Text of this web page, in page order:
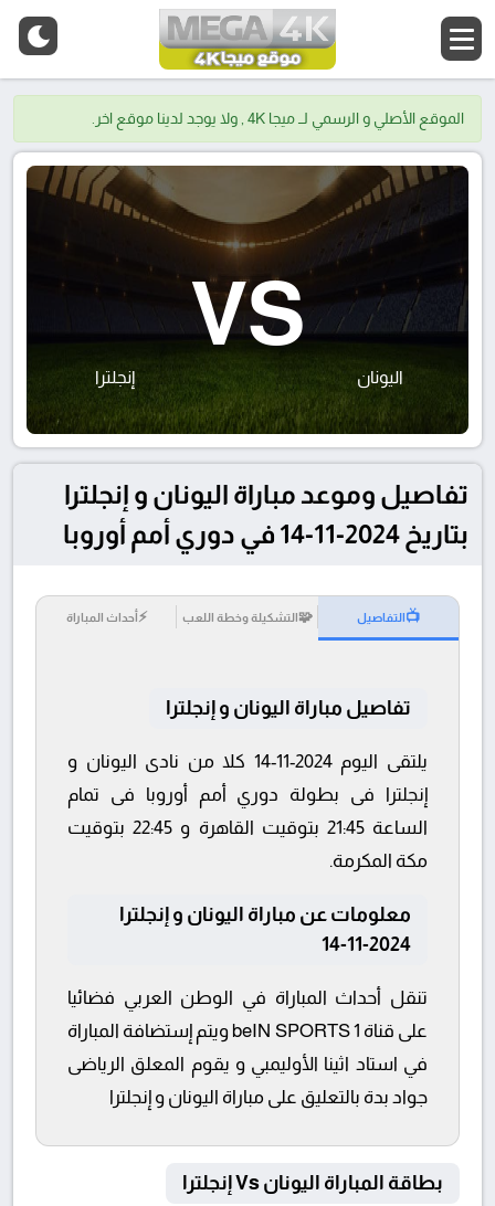
الموقع الأصلي و الرسمي لــ ميجا 4K , ولا يوجد لدينا موقع اخر.
اليونان
VS
إنجلترا
تفاصيل وموعد مباراة اليونان و إنجلترا
بتاريخ 2024-11-14 في دوري أمم أوروبا
📺التفاصيل 🧩التشكيلة وخطة اللعب ⚡أحداث المباراة
تفاصيل مباراة اليونان و إنجلترا
يلتقى اليوم 2024-11-14 كلا من نادى اليونان و
إنجلترا فى بطولة دوري أمم أوروبا فى تمام
الساعة 21:45 بتوقيت القاهرة و 22:45 بتوقيت
مكة المكرمة.
معلومات عن مباراة اليونان و إنجلترا
2024-11-14
تنقل أحداث المباراة في الوطن العربي فضائيا
على قناة beIN SPORTS 1 ويتم إستضافة المباراة
في استاد اثينا الأوليمبي و يقوم المعلق الرياضى
جواد بدة بالتعليق على مباراة اليونان و إنجلترا
بطاقة المباراة اليونان Vs إنجلترا